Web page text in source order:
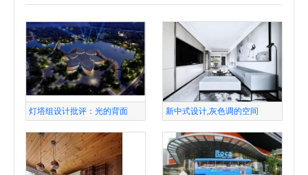
灯塔组设计批评：光的背面 新中式设计,灰色调的空间